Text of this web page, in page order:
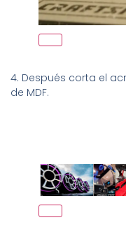
4. Después corta el
de MDF.